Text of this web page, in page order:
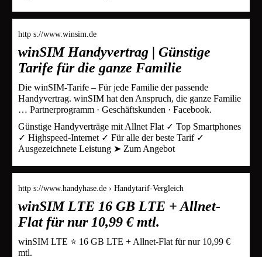
http s://www.winsim.de
winSIM Handyvertrag | Günstige
Tarife für die ganze Familie
Die winSIM-Tarife – Für jede Familie der passende
Handyvertrag. winSIM hat den Anspruch, die ganze Familie
… Partnerprogramm · Geschäftskunden · Facebook.
Günstige Handyverträge mit Allnet Flat ✓ Top Smartphones
✓ Highspeed-Internet ✓ Für alle der beste Tarif ✓
Ausgezeichnete Leistung ➤ Zum Angebot
http s://www.handyhase.de › Handytarif-Vergleich
winSIM LTE 16 GB LTE + Allnet-
Flat für nur 10,99 € mtl.
winSIM LTE ⭐ 16 GB LTE + Allnet-Flat für nur 10,99 €
mtl.